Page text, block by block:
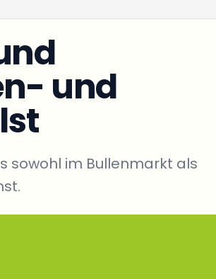
und
sowohl im Bullenmarkt als